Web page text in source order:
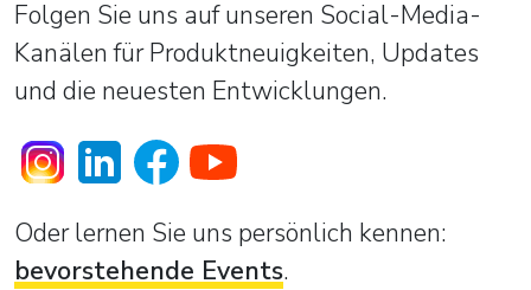
Folgen Sie uns auf unseren Social-Media-
Kanälen für Produktneuigkeiten, Updates
und die neuesten Entwicklungen.
Oder lernen Sie uns persönlich kennen:
bevorstehende Events.